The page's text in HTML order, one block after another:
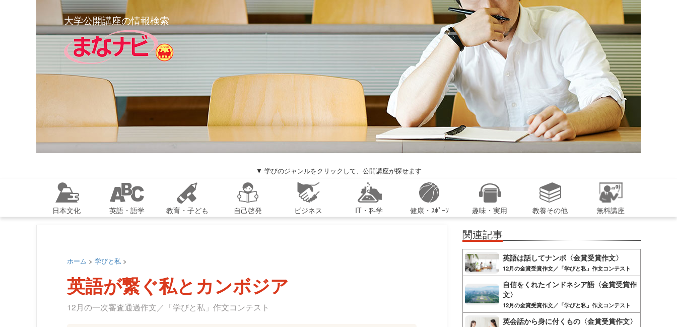
大学公開講座の情報検索
▼ 学びのジャンルをクリックして、公開講座が探せます
日本文化 英語・語学 教育・子ども 自己啓発 ビジネス IT・科学 健康・ｽﾎﾟｰﾂ 趣味・実用 教養その他 無料講座
ホーム > 学びと私 >
英語が繋ぐ私とカンボジア
12月の一次審査通過作文／「学びと私」作文コンテスト
関連記事
英語は話してナンボ〈金賞受賞作文〉
12月の金賞受賞作文／「学びと私」作文コンテスト
自信をくれたインドネシア語〈金賞受賞作
文〉
12月の金賞受賞作文／「学びと私」作文コンテスト
英会話から身に付くもの〈金賞受賞作文〉